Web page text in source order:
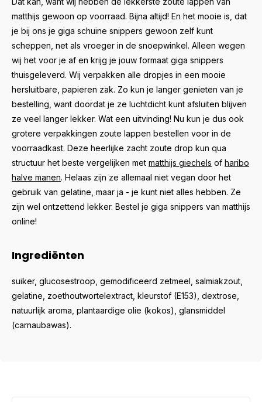
matthijs gewoon op voorraad. Bijna altijd! En het mooie is, dat
je bij ons je giga schuine snippers gewoon zelf kunt
scheppen, net als vroeger in de snoepwinkel. Alleen wegen
wij het voor je af en krijg je jouw formaat giga snippers
thuisgeleverd. Wij verpakken alle dropjes in een mooie
hersluitbare, papieren zak. Zo kun je langer genieten van je
bestelling, want doordat je ze luchtdicht kunt afsluiten blijven
ze veel langer lekker. Wat een uitvinding! Nu kun je dus ook
grotere verpakkingen zoute lappen bestellen voor in de
voorraadkast. Deze heerlijke zacht zoute drop kun qua
structuur het beste vergelijken met matthijs giechels of haribo
halve manen. Helaas zijn ze allemaal niet vegan door het
gebruik van gelatine, maar ja - je kunt niet alles hebben. Ze
zijn wel ontzettend lekker. Bestel je giga snippers van matthijs
online!
Ingrediënten
suiker, glucosestroop, gemodificeerd zetmeel, salmiakzout,
gelatine, zoethoutwortelextract, kleurstof (E153), dextrose,
natuurlijk aroma, plantaardige olie (kokos), glansmiddel
(carnaubawas).